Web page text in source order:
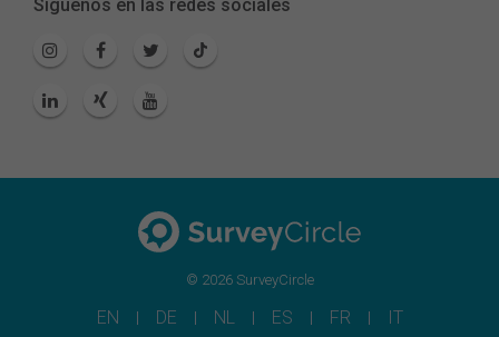
Síguenos en las redes sociales
© 2026 SurveyCircle
EN DE NL ES FR IT